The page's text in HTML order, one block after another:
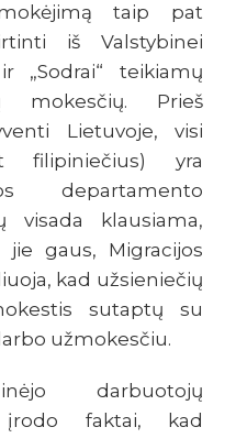
taip pat
iš Valstybinei
„Sodrai“ teikiamų
mokesčių. Prieš
Lietuvoje, visi
filipiniečius) yra
departamento
visada klausiama,
gaus, Migracijos
kad užsieniečių
sutaptų su
užmokesčiu.
darbuotojų
faktai, kad